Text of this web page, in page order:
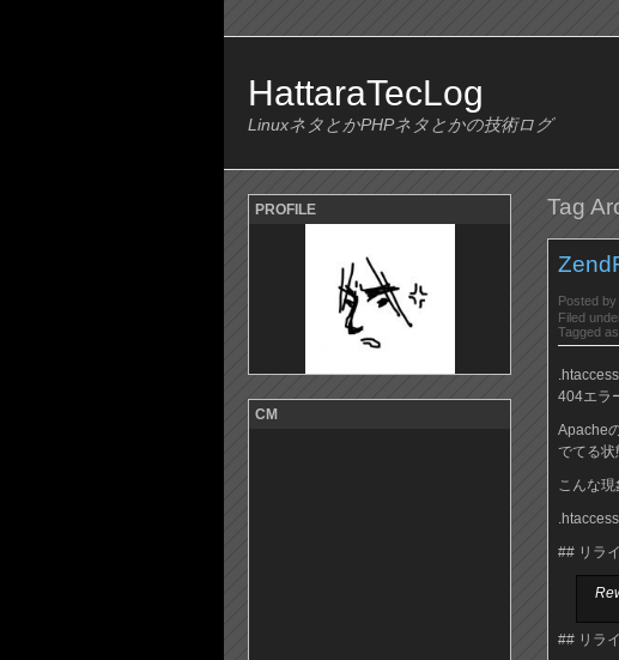
HattaraTecLog
LinuxネタとかPHPネタとかの技術ログ
Tag
Posted by
Filed
Tagged as
404エラ
Apache
でてる状
こんな現
## リラ
## リラ
PROFILE
CM